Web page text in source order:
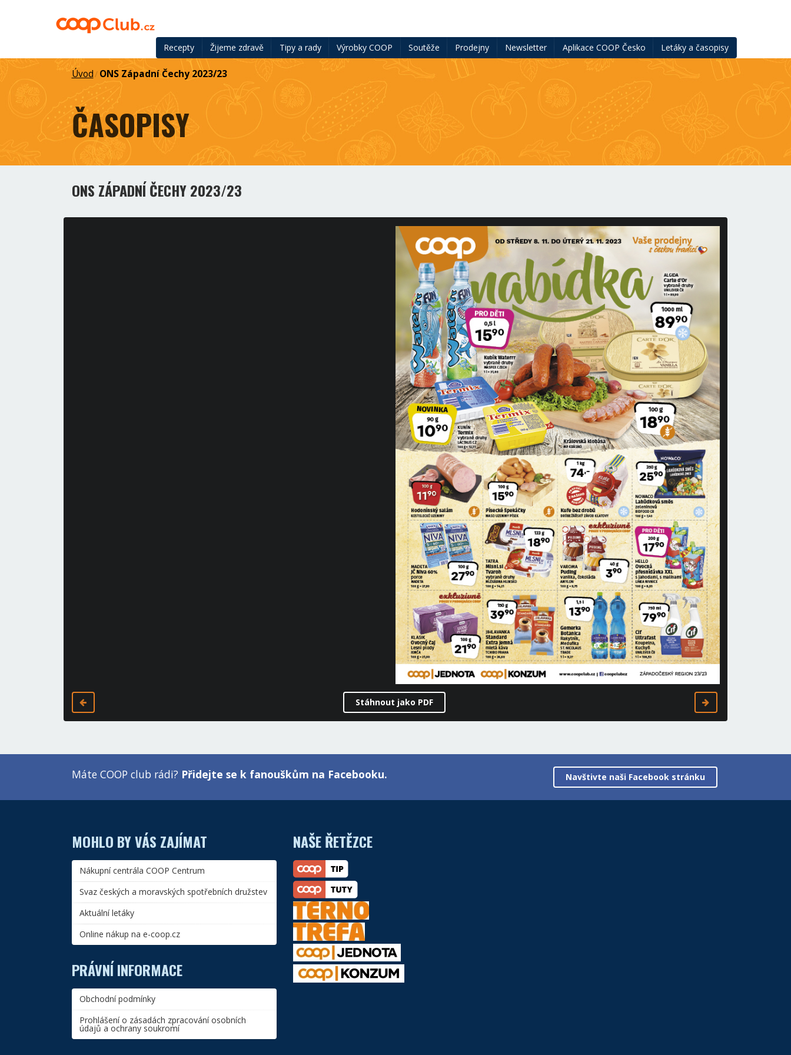
Recepty Žijeme zdravě Tipy a rady Výrobky COOP Soutěže Prodejny Newsletter Aplikace COOP Česko Letáky a časopisy
Úvod/ ONS Západní Čechy 2023/23
ČASOPISY
ONS ZÁPADNÍ ČECHY 2023/23
Stáhnout jako PDF
Máte COOP club rádi? Přidejte se k fanouškům na Facebooku. Navštivte naši Facebook stránku
MOHLO BY VÁS ZAJÍMAT
Nákupní centrála COOP Centrum
Svaz českých a moravských spotřebních družstev
Aktuální letáky
Online nákup na e-coop.cz
PRÁVNÍ INFORMACE
Obchodní podmínky
Prohlášení o zásadách zpracování osobních
údajů a ochrany soukromí
NAŠE ŘETĚZCE